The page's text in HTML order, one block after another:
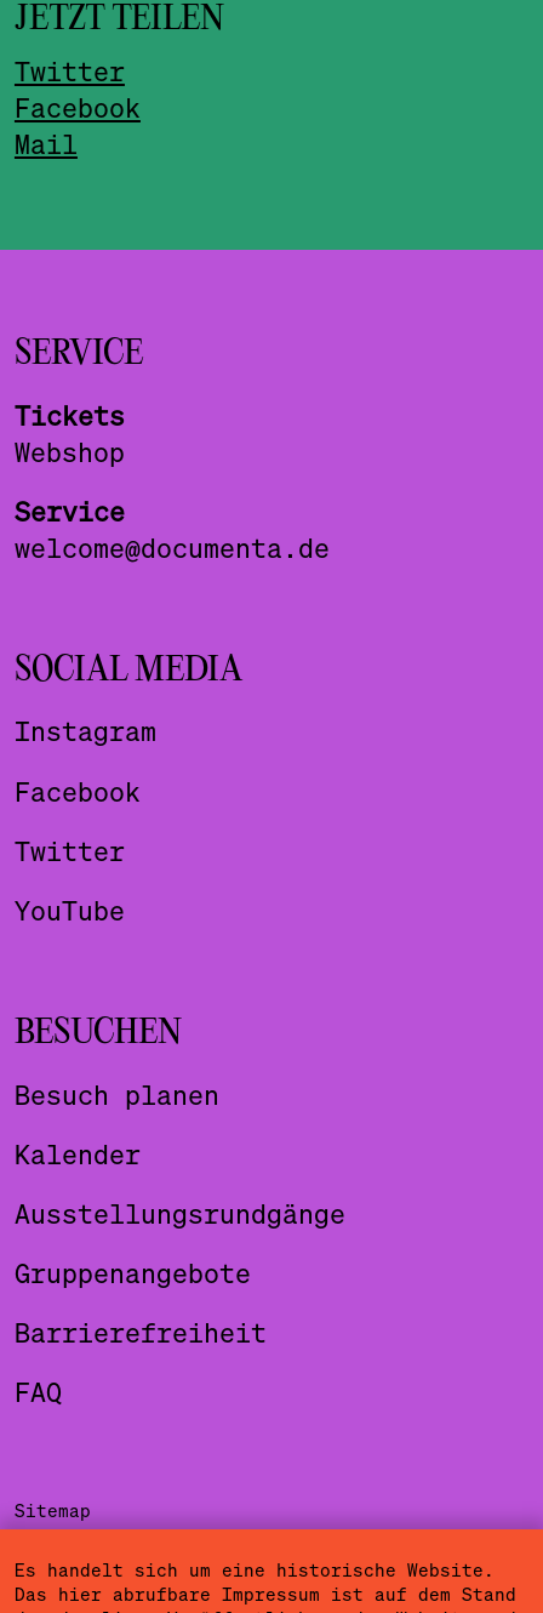
JETZT TEILEN
Twitter
Facebook
Mail
SERVICE
Tickets
Webshop
Service
welcome@documenta.de
SOCIAL MEDIA
Instagram
Facebook
Twitter
YouTube
BESUCHEN
Besuch planen
Kalender
Ausstellungsrundgänge
Gruppenangebote
Barrierefreiheit
FAQ
Sitemap
Datenschutzerklärung
Es handelt sich um eine historische Website.
Das hier abrufbare Impressum ist auf dem Stand